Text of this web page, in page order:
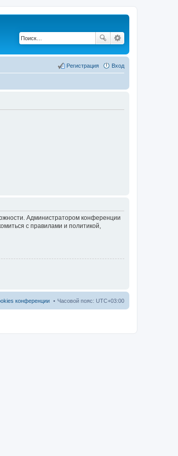
Вход
Регистрация
Администратором конференции
с правилами и политикой,
Часовой пояс: UTC+03:00
конференции